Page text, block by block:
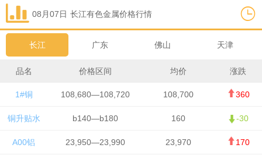
08月07日 长江有色金属价格行情
长江 广东 佛山 天津
品名 价格区间 均价 涨跌
1#铜 108,680—108,720 108,700 360
铜升贴水 b140—b180 160 -30
A00铝 23,950—23,990 23,970 170